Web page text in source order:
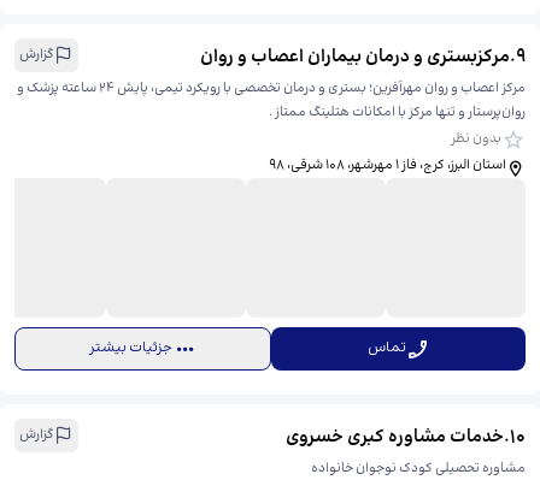
9
.مرکزبستری و درمان بیماران اعصاب و روان
گزارش
مرکز اعصاب و روان مهرآفرین؛ بستری و درمان تخصصی با رویکرد تیمی، پایش ۲۴ ساعته پزشک و
روان‌پرستار و تنها مرکز با امکانات هتلینگ ممتاز .
بدون نظر
استان البرز، کرج، فاز ۱ مهرشهر، ۱۰۸ شرقی، ​98
تماس جزئیات بیشتر
10
.خدمات مشاوره کبری خسروی
گزارش
مشاوره تحصیلی کودک نوجوان خانواده